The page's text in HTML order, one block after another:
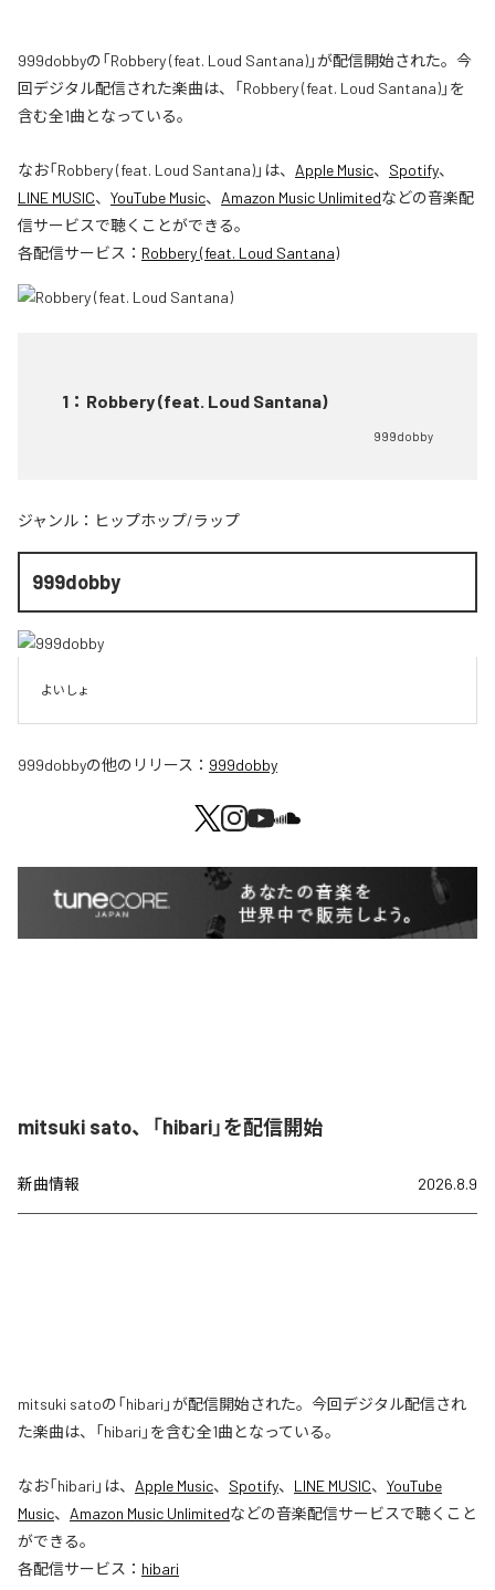
999dobbyの「Robbery (feat. Loud Santana)」が配信開始された。今
回デジタル配信された楽曲は、「Robbery (feat. Loud Santana)」を
含む全1曲となっている。
なお「Robbery (feat. Loud Santana)」は、 Apple Music、 Spotify、
LINE MUSIC、 YouTube Music、 Amazon Music Unlimitedなどの音楽配
信サービスで聴くことができる。
各配信サービス： Robbery (feat. Loud Santana)
1 ： Robbery (feat. Loud Santana)
999dobby
ジャンル： ヒップホップ/ラップ
999dobby
よいしょ
999dobbyの他のリリース： 999dobby
mitsuki sato、「hibari」を配信開始
新曲情報 2026.8.9
mitsuki satoの「hibari」が配信開始された。今回デジタル配信され
た楽曲は、「hibari」を含む全1曲となっている。
なお「hibari 」は、 Apple Music、 Spotify、 LINE MUSIC、 YouTube
Music、 Amazon Music Unlimitedなどの音楽配信サービスで聴くこと
ができる。
各配信サービス： hibari